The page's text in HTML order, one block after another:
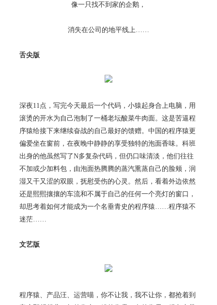
像一只找不到家的企鹅，
消失在公司的地平线上……
舌尖版
深夜11点，写完今天最后一个代码，小猿起身合上电脑，用
滚烫的开水为自己泡制了一桶老坛酸菜牛肉面。这是苦逼程
序猿给接下来继续奋战的自己最好的馈赠。中国的程序猿更
偏爱坐在窗前，在夜晚中静静的享受独特的泡面香味。科班
出身的他虽然写了N多复杂代码，但仍口味清淡，他们往往
不加或少加料包，由泡面热腾腾的蒸汽熏蒸自己的脸颊，润
湿又干又涩的双眼，抚慰受伤的心灵。然后，看着外边依然
还是熙熙攘攘的车流和不属于自己的任何一个亮灯的窗口，
却思考着如何才能成为一个名垂青史的程序猿……程序猿不
迷茫……
文艺版
程序猿、产品汪、运营喵，你不让我，我不让你，都抢着到